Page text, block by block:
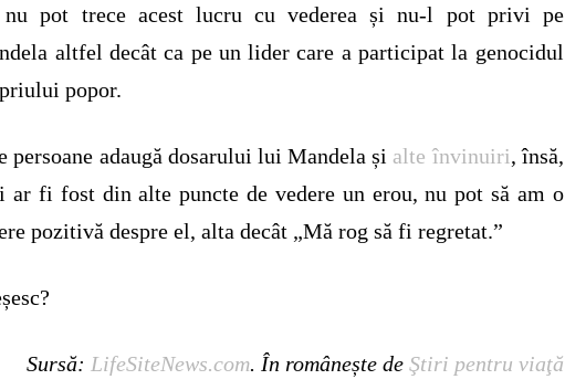
pot trece acest lucru cu vederea și nu-l pot privi pe
altfel decât ca pe un lider care a participat la genocidul
popor.
persoane adaugă dosarului lui Mandela și alte învinuiri, însă,
ar fi fost din alte puncte de vedere un erou, nu pot să am o
pozitivă despre el, alta decât „Mă rog să fi regretat.”
Sursă: LifeSiteNews.com. În românește de Ştiri pentru viaţă